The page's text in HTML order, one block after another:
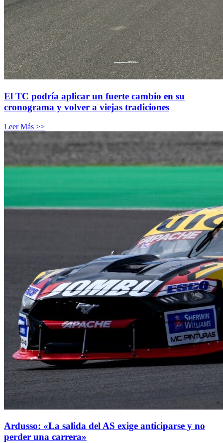
El TC podría aplicar un fuerte cambio en su
cronograma y volver a viejas tradiciones
Leer Más >>
Ardusso: «La salida del AS exige anticiparse y no
perder una carrera»